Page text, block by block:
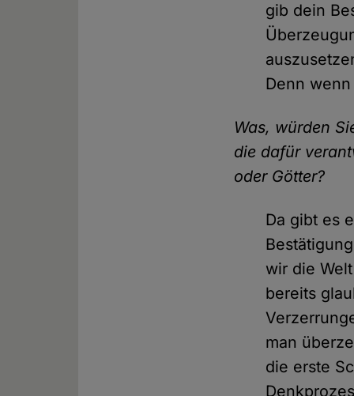
gib dein
Denn
Was, würden
die dafür
oder Götter?
Da gibt es
wir die
bereits
man
die erste